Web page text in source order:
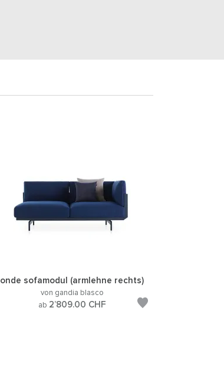
onde sofamodul (armlehne rechts)
von gandia blasco
ab 2’809.00 CHF